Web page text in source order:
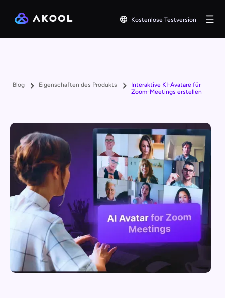
Kostenlose Testversion
Blog Eigenschaften des Produkts
Interaktive KI-Avatare für
Zoom-Meetings erstellen